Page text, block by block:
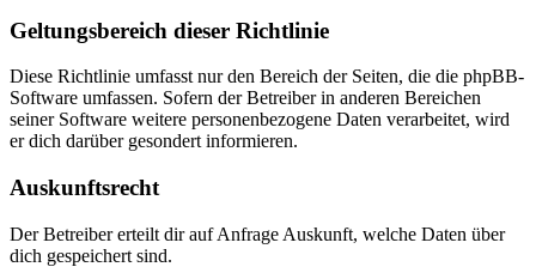
Geltungsbereich dieser Richtlinie
Diese Richtlinie umfasst nur den Bereich der Seiten, die die phpBB-
Software umfassen. Sofern der Betreiber in anderen Bereichen
seiner Software weitere personenbezogene Daten verarbeitet, wird
er dich darüber gesondert informieren.
Auskunftsrecht
Der Betreiber erteilt dir auf Anfrage Auskunft, welche Daten über
dich gespeichert sind.